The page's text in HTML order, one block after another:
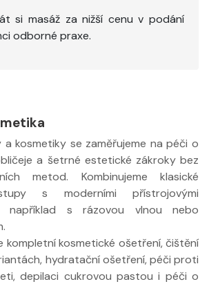
si masáž za nižší cenu v podání
odborné praxe.
kosmetiky se zaměřujeme na péči o
a šetrné estetické zákroky bez
metod. Kombinujeme klasické
s moderními přístrojovými
například s rázovou vlnou nebo
kompletní kosmetické ošetření, čištění
hydratační ošetření, péči proti
depilaci cukrovou pastou i péči o